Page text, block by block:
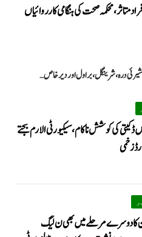
3 ہزار سے زائد افراد متاثر، محکمہ صحت کی ہنگامی کارروائیاں
درہ، شرینگل، براول اور دیر خاص…
کی کوشش ناکام، سیکیورٹی الارم بجتے
زخمی
کا دوسرے مرحلے میں بھی ن لیگ